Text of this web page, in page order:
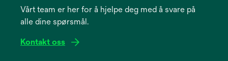
newVårt team er her for å hjelpe deg med å svare på
alle dine spørsmål.
Kontakt oss